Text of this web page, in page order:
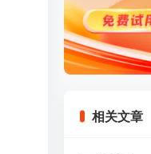
相关文章